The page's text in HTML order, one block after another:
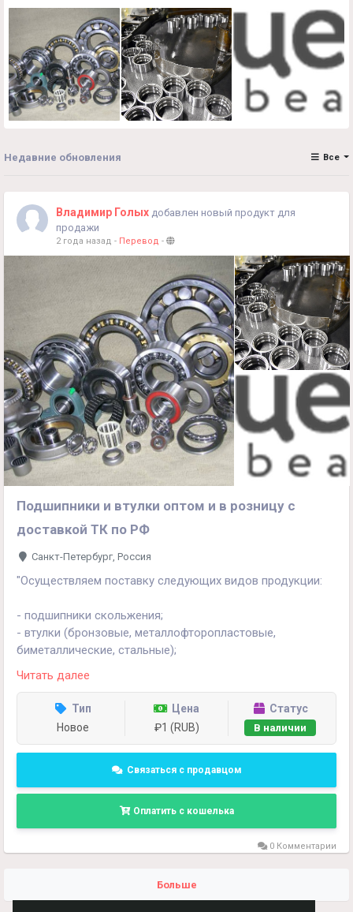
Недавние обновления Все
Владимир Голых добавлен новый продукт для
продажи
2 года назад - Перевод -
Подшипники и втулки оптом и в розницу с
доставкой ТК по РФ
Санкт-Петербург, Россия
"Осуществляем поставку следующих видов продукции:
- подшипники скольжения;
- втулки (бронзовые, металлофторопластовые,
биметаллические, стальные);
- проушины;
- пластины и шайбы скольжения;
- шарнирные подшипники, шарнирные головки и
проушины;
- резинометаллические уплотнения USIT-кольца;
- защитные спирали.
В наличии на складе в Санкт-Петербурге большой
ассортимент втулок и подшипников. Возможно
Читать далее
Тип
Новое
Цена
₽1 (RUB)
Статус
В наличии
Связаться с продавцом
Оплатить с кошелька
0 Комментарии
Больше